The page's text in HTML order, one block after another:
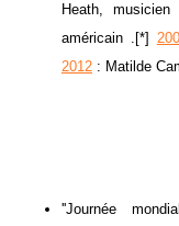
Heath,
américain .[*]
2012 : Matilde
''Journée